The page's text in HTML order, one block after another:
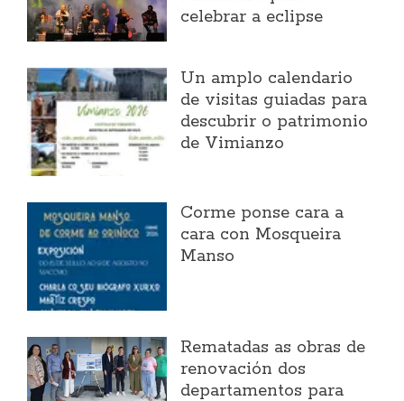
celebrar a eclipse
Un amplo calendario
de visitas guiadas para
descubrir o patrimonio
de Vimianzo
Corme ponse cara a
cara con Mosqueira
Manso
Rematadas as obras de
renovación dos
departamentos para